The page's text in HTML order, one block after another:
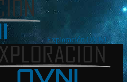
Exploración OVNI